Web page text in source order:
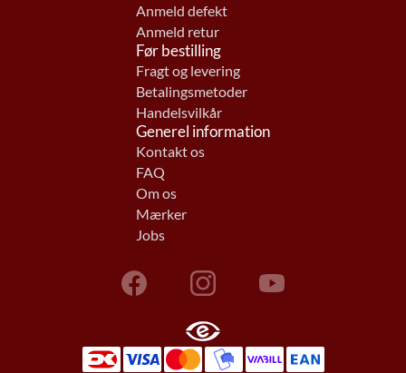
Anmeld defekt
Anmeld retur
Før bestilling
Fragt og levering
Betalingsmetoder
Handelsvilkår
Generel information
Kontakt os
FAQ
Om os
Mærker
Jobs